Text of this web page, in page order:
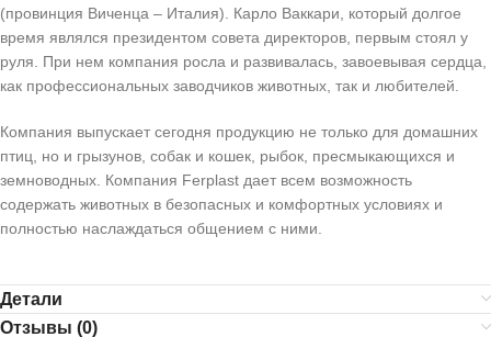
(провинция Виченца – Италия). Карло Ваккари, который долгое
время являлся президентом совета директоров, первым стоял у
руля. При нем компания росла и развивалась, завоевывая сердца,
как профессиональных заводчиков животных, так и любителей.
Компания выпускает сегодня продукцию не только для домашних
птиц, но и грызунов, собак и кошек, рыбок, пресмыкающихся и
земноводных. Компания Ferplast дает всем возможность
содержать животных в безопасных и комфортных условиях и
полностью наслаждаться общением с ними.
Детали
Отзывы (0)